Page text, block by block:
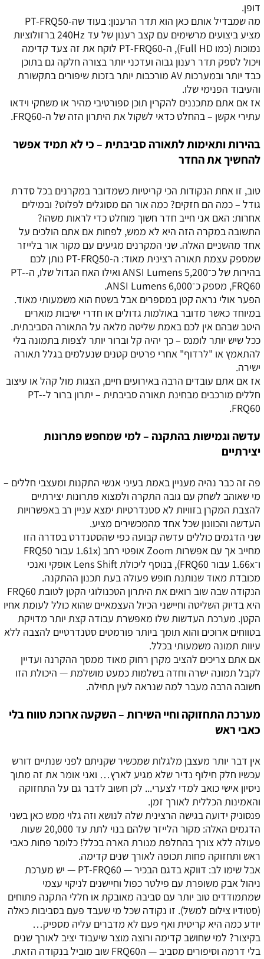
דופן.
מה שמבדיל אותם כאן הוא תדר הרענון: בעוד שה-PT-FRQ50
מציע ביצועים מרשימים עם קצב רענון של עד 240Hz ברזולוציות
נמוכות (כמו Full HD), ה-PT-FRQ60 לוקח את זה צעד קדימה
ויכול לספק תדר רענון גבוה ועדכני יותר בצורה חלקה גם בתוכן
כבד יותר ובמערכות AV מורכבות יותר בזכות שיפורים בתקשורת
והעיבוד הפנימי שלו.
אז אם אתם מתכננים להקרין תוכן ספורטיבי מהיר או משחקי וידאו
עתירי אקשן – בהחלט כדאי לשקול את היתרון הזה של ה-FRQ60.
בהירות ותאימות לתאורה סביבתית – כי לא תמיד אפשר
להחשיך את החדר
טוב, זו אחת הנקודות הכי קריטיות כשמדובר במקרנים בכל סדרת
גודל – כמה הם חזקים? כמה אור הם מסוגלים לפלוט? ובמילים
אחרות: האם אני חייב חדר חשוך מוחלט כדי לראות משהו?
התשובה במקרה הזה היא לא ממש, לפחות אם אתם הולכים על
אחד מהשניים האלה. שני המקרנים מגיעים עם מקור אור בלייזר
שמספק עצמת תאורה רצינית מאוד: ה-PT-FRQ50 נותן לכם
בהירות של כ־5,200 ANSI Lumens ואילו האח הגדול שלו, ה-PT-
FRQ60, מספק כ־6,000 ANSI Lumens.
הפער אולי נראה קטן במספרים אבל בשטח הוא משמעותי מאוד.
במיוחד כאשר מדובר באולמות גדולים או חדרי ישיבות מוארים
היטב שבהם אין לכם באמת שליטה מלאה על התאורה הסביבתית.
ככל שיש יותר לומנס – כך יהיה קל וברור יותר לצפות בתמונה בלי
להתאמץ או "לרדוף" אחרי פרטים קטנים שנעלמים בגלל תאורה
ישירה.
אז אם אתם עובדים הרבה באירועים חיים, הצגות מול קהל או עיצוב
חללים מורכבים מבחינת תאורה סביבתית – יתרון ברור ל-PT-
FRQ60.
עדשה וגמישות בהתקנה – למי שמחפש פתרונות
יצירתיים
פה זה כבר נהיה מעניין באמת בעיני אנשי התקנות ומעצבי חללים –
מי שאוהב לשחק עם גובה התקרה ולמצוא פתרונות יצירתיים
להצבת המקרן בזוויות לא סטנדרטיות ימצא עניין רב באפשרויות
העדשה והכוונון שכל אחד מהמכשירים מציע.
שני הדגמים כוללים עדשה קבועה כפי שהסטנדרט בסדרה הזו
מחייב אך עם אפשרות Zoom אופטי רחב (1.61x עבור FRQ50
ו־1.66x עבור FRQ60), בנוסף ליכולת Lens Shift אופקי ואנכי
מכובדת מאוד שנותנת חופש פעולה בעת תכנון ההתקנה.
הנקודה שבה שוב רואים את היתרון הטכנולוגי הקטן לטובת FRQ60
היא בדיוק השליטה וחיישני הכיול העצמאיים שהוא כולל לעומת אחיו
הקטן. מערכת העדשות שלו מאפשרת עבודה קצת יותר מדויקת
בטווחים ארוכים והוא תומך ביותר פורמטים סטנדרטיים להצבה ללא
עיוות תמונה משמעותי בכלל.
אם אתם צריכים להציב מקרן רחוק מאוד ממסך ההקרנה ועדיין
לקבל תמונה ישרה וחדה בשלמות כמעט מושלמת — היכולת הזו
חשובה הרבה מעבר למה שנראה לעין תחילה.
מערכת התחזוקה וחיי השירות – השקעה ארוכת טווח בלי
כאבי ראש
אין דבר יותר מעצבן מלגלות שמכשיר שקניתם לפני שנתיים דורש
עכשיו חלק חילוף נדיר שלא מגיע לארץ… ואני אומר את זה מתוך
ניסיון אישי כואב למדי לצערי... לכן חשוב לדבר גם על התחזוקה
והאמינות הכללית לאורך זמן.
פנסוניק ידועה בגישה הרצינית שלה לנושא וזה גלוי ממש כאן בשני
הדגמים האלה: מקור הלייזר שלהם בנוי לתת עד 20,000 שעות
פעולה ללא צורך בהחלפת מנורת הארה בכלל! כלומר פחות כאבי
ראש ותחזוקה פחות תכופה לאורך שנים קדימה.
אבל שימו לב: דווקא בדגם הבכיר — PT-FRQ60 — יש מערכת
ניהול אבק משופרת עם פילטר כפול וחיישנים לניקוי עצמי
שמתמודדים טוב יותר עם סביבה מאובקת או חללי התקנה פתוחים
(סטודיו צילום למשל). זו נקודה שכל מי שעבד פעם בסביבות כאלה
יודע כמה היא קריטית ואף פעם לא מדברים עליה מספיק…
בקיצור? למי שחושב קדימה ורוצה מוצר שיעבוד יציב לאורך שנים
בלי דרמה וסיפורים מסביב — הFRQ60 שוב מוביל בנקודה הזאת.